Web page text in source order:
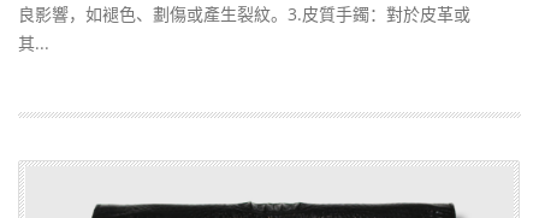
良影響，如褪色、劃傷或產生裂紋。3.皮質手鐲：對於皮革或
其...